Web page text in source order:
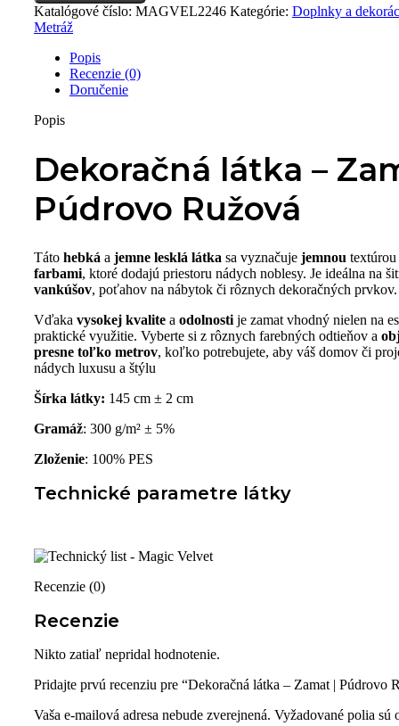
Katalógové číslo: MAGVEL2246 Kategórie: Doplnky a
Metráž
Popis
Recenzie (0)
Doručenie
Popis
Dekoračná látka –
Púdrovo Ružová
Táto hebká a jemne lesklá látka sa vyznačuje jemnou
farbami, ktoré dodajú priestoru nádych noblesy. Je ideálna na
vankúšov, poťahov na nábytok či rôznych dekoračných prvkov.
Vďaka vysokej kvalite a odolnosti je zamat vhodný nielen na
praktické využitie. Vyberte si z rôznych farebných odtieňov a
presne toľko metrov, koľko potrebujete, aby váš domov či
nádych luxusu a štýlu
Šírka látky: 145 cm ± 2 cm
Gramáž: 300 g/m² ± 5%
Zloženie: 100% PES
Technické parametre látky
Recenzie (0)
Recenzie
Nikto zatiaľ nepridal hodnotenie.
Pridajte prvú recenziu pre “Dekoračná látka – Zamat | Púdrovo
Vaša e-mailová adresa nebude zverejnená. Vyžadované polia sú